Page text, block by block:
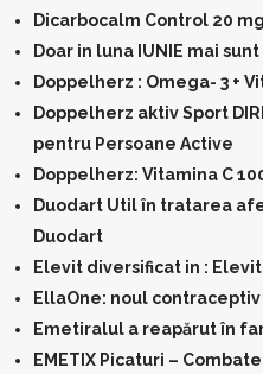
Dicarbocalm Control 20 mg
Doar in luna IUNIE mai
Doppelherz : Omega- 3 +
Doppelherz aktiv Sport
pentru Persoane Active
Doppelherz: Vitamina C
Duodart Util în tratarea
Duodart
Elevit diversificat in :
EllaOne: noul
Emetiralul a reapărut în
EMETIX Picaturi –